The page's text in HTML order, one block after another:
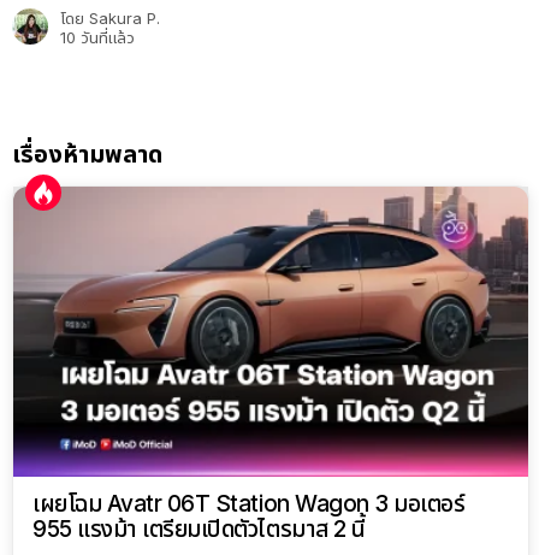
โดย Sakura P.
10 วันที่แล้ว
เรื่องห้ามพลาด
เผยโฉม Avatr 06T Station Wagon 3 มอเตอร์
955 แรงม้า เตรียมเปิดตัวไตรมาส 2 นี้